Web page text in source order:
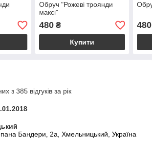
Обруч "Рожеві троянди
максі"
480₴
Купити
480
з 385 відгуків за рік
Бандери, 2a, Хмельницький, Україна